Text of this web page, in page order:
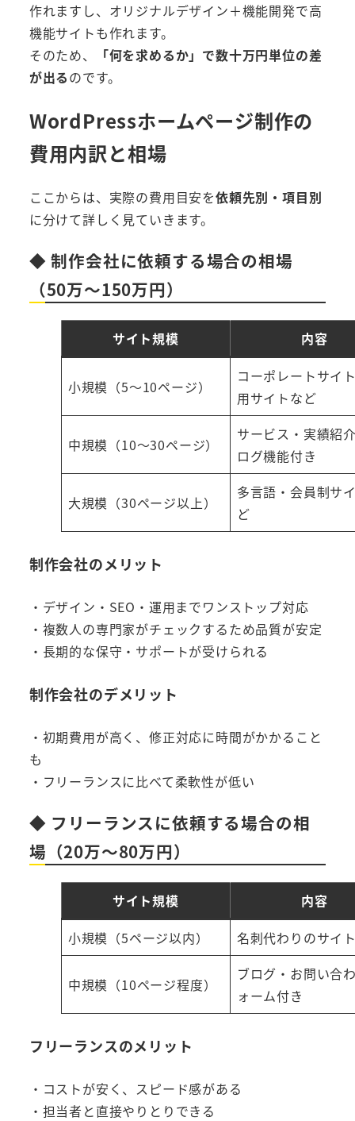
作れますし、オリジナルデザイン＋機能開発で高
機能サイトも作れます。
そのため、
「何を求めるか」で数十万円単位の差
が出るのです。
WordPressホームページ制作の
費用内訳と相場
ここからは、実際の費用目安を依頼先別・項目別
に分けて詳しく見ていきます。
◆ 制作会社に依頼する場合の相場
（50万〜150万円）
サイト規模 内容
小規模（5〜10ページ）
コーポレートサイ
用サイトなど
中規模（10〜30ページ）
サービス・実績紹
ログ機能付き
大規模（30ページ以上）
多言語・会員制サ
ど
制作会社のメリット
・デザイン・SEO・運用までワンストップ対応
・複数人の専門家がチェックするため品質が安定
・長期的な保守・サポートが受けられる
制作会社のデメリット
・初期費用が高く、修正対応に時間がかかること
も
・フリーランスに比べて柔軟性が低い
◆ フリーランスに依頼する場合の相
場（20万〜80万円）
サイト規模
内容
小規模（5ページ以内）
名刺代わりのサイ
中規模（10ページ程度）
ブログ・お問い合
ォーム付き
フリーランスのメリット
・コストが安く、スピード感がある
・担当者と直接やりとりできる